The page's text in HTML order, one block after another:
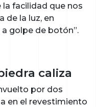
la facilidad que nos
de la luz, en
golpe de botón”.
caliza
por dos
en el revestimiento